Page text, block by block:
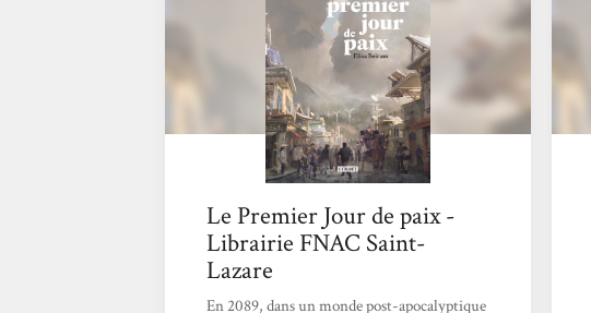
d’espoirs sur les futurs possibles.
Le Premier Jour de paix -
Librairie FNAC Saint-
Lazare
En 2089, dans un monde post-apocalyptique